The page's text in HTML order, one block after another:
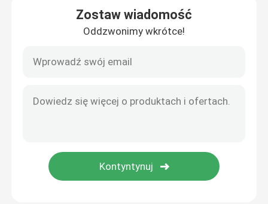
Zostaw wiadomość
Oddzwonimy wkrótce!